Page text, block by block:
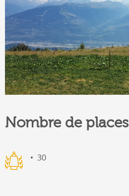
Nombre de places
30